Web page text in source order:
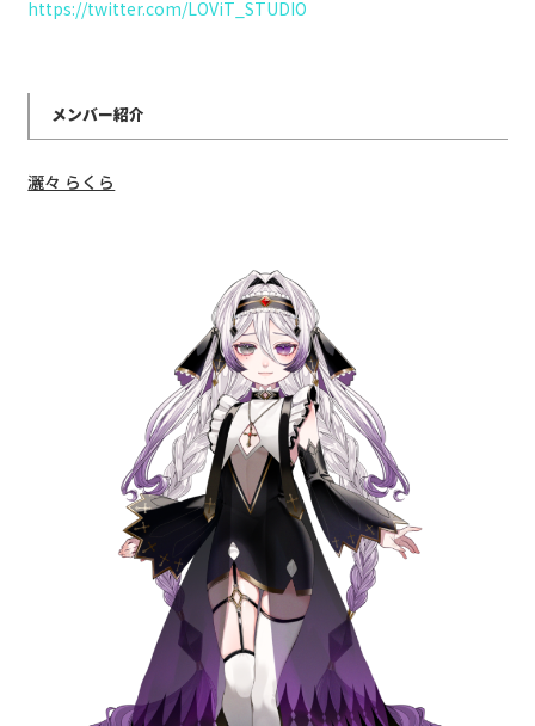
https://twitter.com/LOViT_STUDIO
メンバー紹介
灑々 らくら